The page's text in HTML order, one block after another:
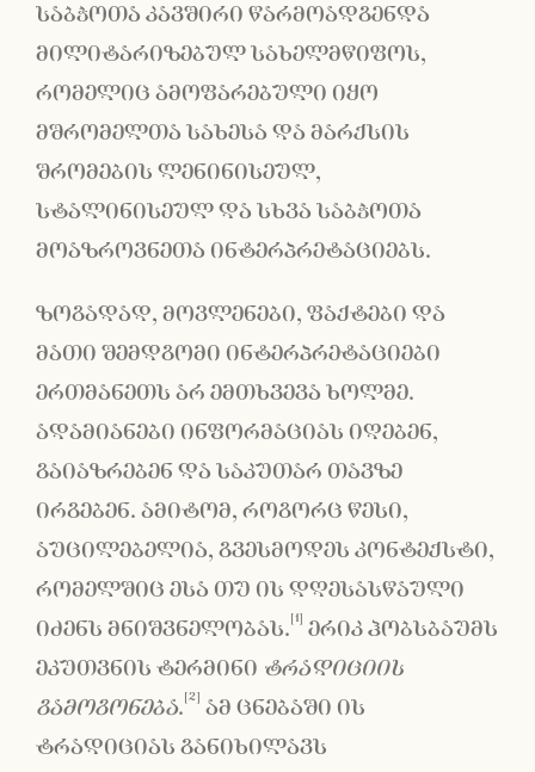
საბჭოთა კავშირი წარმოადგენდა
მილიტარიზებულ სახელმწიფოს,
რომელიც ამოფარებული იყო
მშრომელთა სახესა და მარქსის
შრომების ლენინისეულ,
სტალინისეულ და სხვა საბჭოთა
მოაზროვნეთა ინტერპრეტაციებს.
ზოგადად, მოვლენები, ფაქტები და
მათი შემდგომი ინტერპრეტაციები
ერთმანეთს არ ემთხვევა ხოლმე.
ადამიანები ინფორმაციას იღებენ,
გაიაზრებენ და საკუთარ თავზე
ირგებენ. ამიტომ, როგორც წესი,
აუცილებელია, გვესმოდეს კონტექსტი,
რომელშიც ესა თუ ის დღესასწაული
იძენს მნიშვნელობას. [1] ერიკ ჰობსბაუმს
ეკუთვნის ტერმინი ტრადიციის
გამოგონება. [2] ამ ცნებაში ის
ტრადიციას განიხილავს